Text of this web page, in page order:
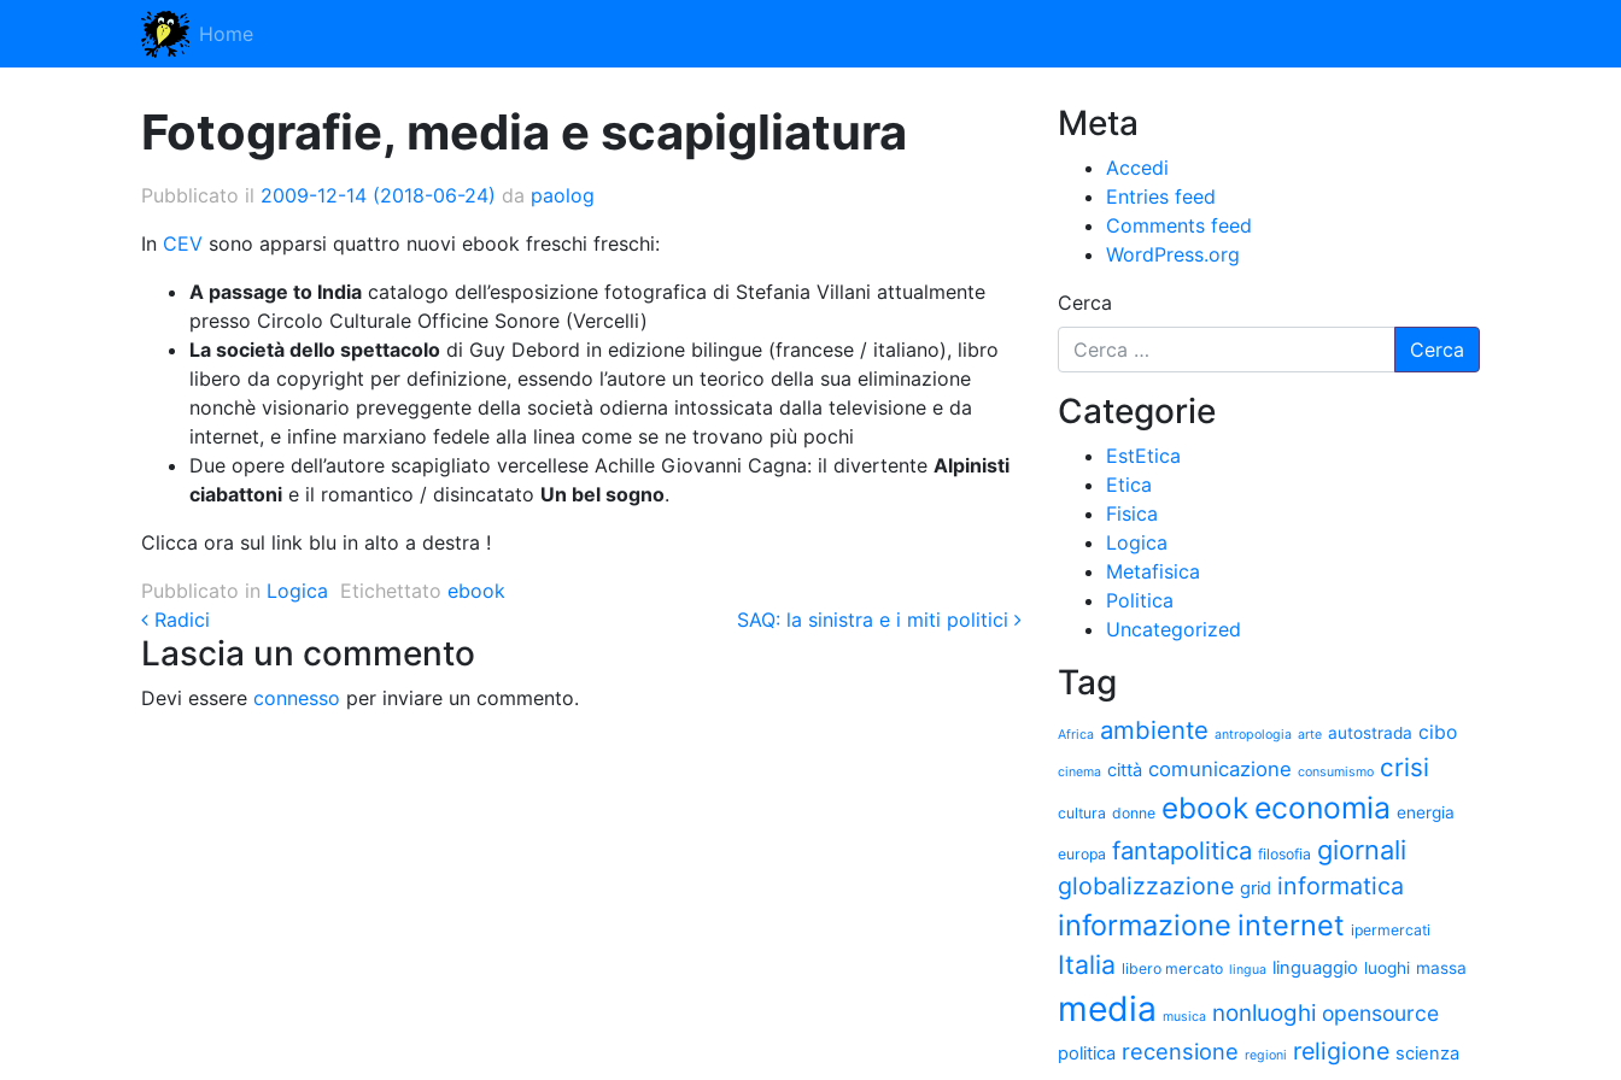
Home
Fotografie, media e scapigliatura
Pubblicato il 2009-12-14 (2018-06-24) da paolog
In CEV sono apparsi quattro nuovi ebook freschi freschi:
A passage to India catalogo dell’esposizione fotografica di Stefania Villani attualmente
presso Circolo Culturale Officine Sonore (Vercelli)
La società dello spettacolo di Guy Debord in edizione bilingue (francese / italiano), libro
libero da copyright per definizione, essendo l’autore un teorico della sua eliminazione
nonchè visionario preveggente della società odierna intossicata dalla televisione e da
internet, e infine marxiano fedele alla linea come se ne trovano più pochi
Due opere dell’autore scapigliato vercellese Achille Giovanni Cagna: il divertente Alpinisti
ciabattoni e il romantico / disincatato Un bel sogno.
Clicca ora sul link blu in alto a destra !
Pubblicato in Logica Etichettato ebook
Post navigation
Radici SAQ: la sinistra e i miti politici
Lascia un commento
Devi essere connesso per inviare un commento.
Meta
Accedi
Entries feed
Comments feed
WordPress.org
Cerca
Categorie
EstEtica
Etica
Fisica
Logica
Metafisica
Politica
Uncategorized
Tag
Africa ambiente antropologia arte autostrada cibo
cinema città comunicazione consumismo crisi
cultura donne ebook economia energia
europa fantapolitica filosofia giornali
globalizzazione grid informatica
informazione internet ipermercati
Italia libero mercato lingua linguaggio luoghi massa
media musica nonluoghi opensource
politica recensione regioni religione scienza